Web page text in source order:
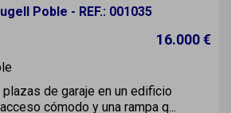
Poble - REF.: 001035
16.000 €
de garaje en un edificio
cómodo y una rampa q...